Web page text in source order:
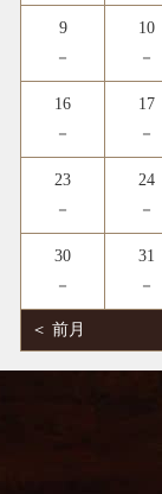
9
－
10
－
16
－
17
－
23
－
24
－
30
－
31
－
＜ 前月